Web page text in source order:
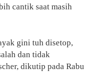
cantik saat masih
gini tuh disetop,
dan tidak
dikutip pada Rabu